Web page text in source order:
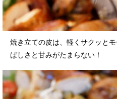
焼き立ての皮は、軽くサクッと
ばしさと甘みがたまらない！